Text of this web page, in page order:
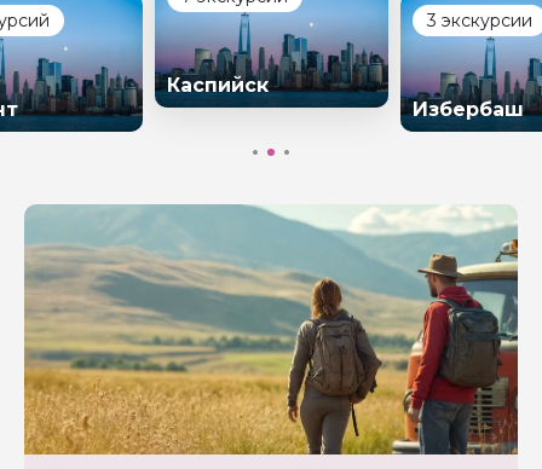
Каспийск
3 экскурсии
Избербаш
Задайте свой вопрос гиду